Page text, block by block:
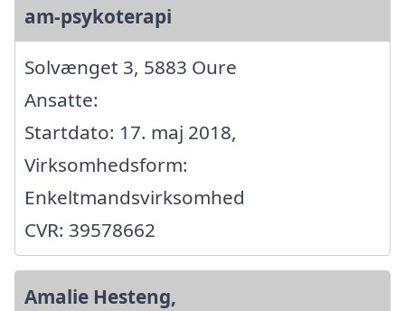
am-psykoterapi
Solvænget 3, 5883 Oure
Ansatte:
Startdato: 17. maj 2018,
Virksomhedsform:
Enkeltmandsvirksomhed
CVR: 39578662
Amalie Hesteng,